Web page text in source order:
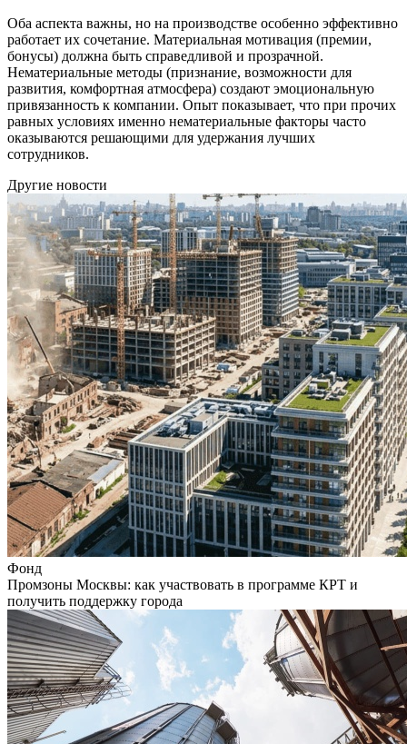
Оба аспекта важны, но на производстве особенно эффективно
работает их сочетание. Материальная мотивация (премии,
бонусы) должна быть справедливой и прозрачной.
Нематериальные методы (признание, возможности для
развития, комфортная атмосфера) создают эмоциональную
привязанность к компании. Опыт показывает, что при прочих
равных условиях именно нематериальные факторы часто
оказываются решающими для удержания лучших
сотрудников.
Другие новости
Фонд
Промзоны Москвы: как участвовать в программе КРТ и
получить поддержку города